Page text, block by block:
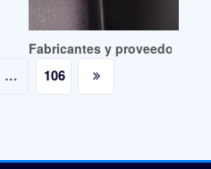
DBP y DoOP de Uruguay
Fabricantes y proveedores
… 106